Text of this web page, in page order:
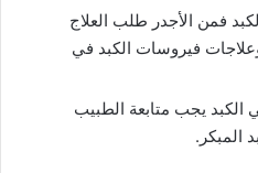
فمن الأجدر طلب العلاج
وعلاجات فيروسات الكبد في
الكبد يجب متابعة الطبيب
المبكر.